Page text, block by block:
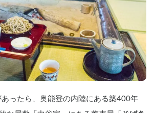
ったら、奥能登の内陸にある築400年